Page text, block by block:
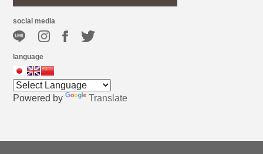
social media
language
Powered by Translate